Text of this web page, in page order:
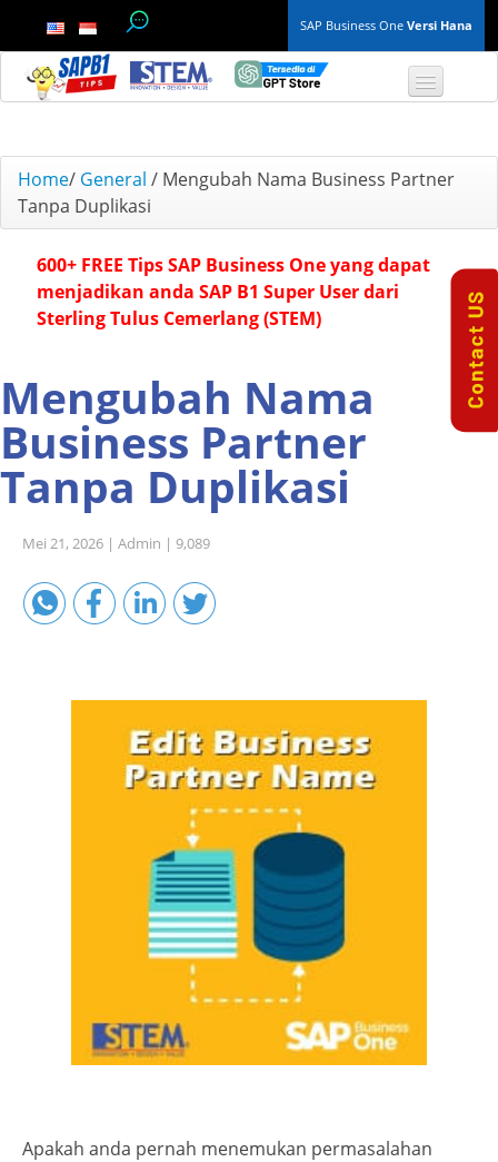
SAP Business One Versi Hana
TOP 10 B1 TIPS
Finance & Accounting
Inventory & Production
Project Management
Purchasing A/P
Technical
Home/ General / Mengubah Nama Business Partner
Tanpa Duplikasi
600+ FREE Tips SAP Business One yang dapat
menjadikan anda SAP B1 Super User dari
Sterling Tulus Cemerlang (STEM)
Mengubah Nama
Business Partner
Tanpa Duplikasi
Mei 21, 2026 | Admin | 9,089
Apakah anda pernah menemukan permasalahan